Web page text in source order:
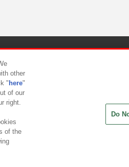
応方針
other
" here"
of our
right.
of the
Do